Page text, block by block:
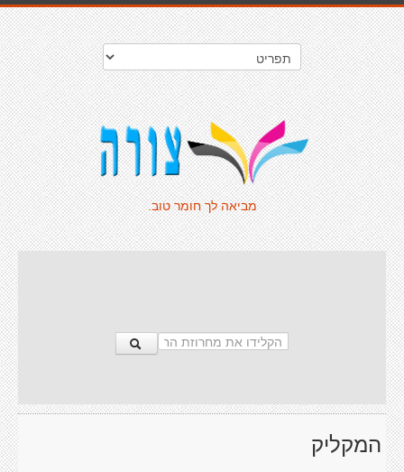
מביאה לך חומר טוב.
המקליק